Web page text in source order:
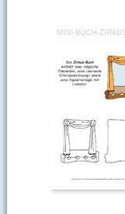
MINI-BUCH-